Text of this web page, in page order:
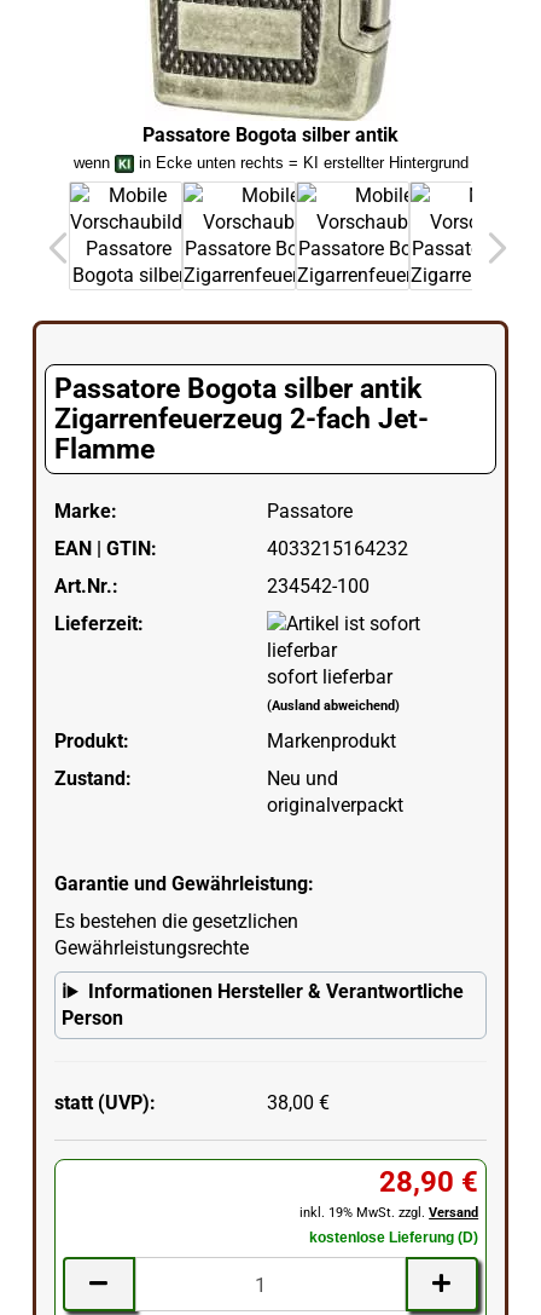
Passatore Bogota silber antik
wenn in Ecke unten rechts = KI erstellter Hintergrund
Passatore Bogota silber antik
Zigarrenfeuerzeug 2-fach Jet-
Flamme
Marke:
Passatore
EAN | GTIN:
4033215164232
Art.Nr.:
234542-100
Lieferzeit:
sofort lieferbar
(Ausland abweichend)
Produkt:
Markenprodukt
Zustand:
Neu und
originalverpackt
Garantie und Gewährleistung:
Es bestehen die gesetzlichen
Gewährleistungsrechte
Informationen Hersteller & Verantwortliche
Person
statt (UVP): 38,00 €
28,90 €
inkl. 19% MwSt. zzgl.Versand
kostenlose Lieferung (D)